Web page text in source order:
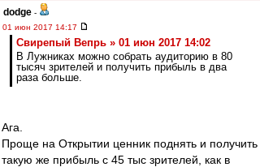
dodge -
01 июн 2017 14:17
Свирепый Вепрь » 01 июн 2017 14:02
В Лужниках можно собрать аудиторию в 80
тысяч зрителей и получить прибыль в два
раза больше.
Ага.
Проще на Открытии ценник поднять и получить
такую же прибыль с 45 тыс зрителей, как в